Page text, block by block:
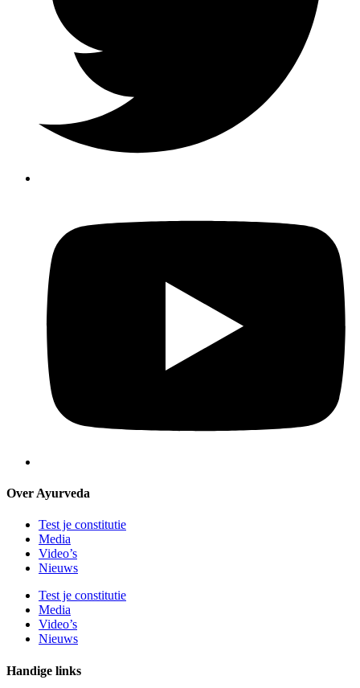
Over Ayurveda
Test je constitutie
Media
Video’s
Nieuws
Test je constitutie
Media
Video’s
Nieuws
Handige links